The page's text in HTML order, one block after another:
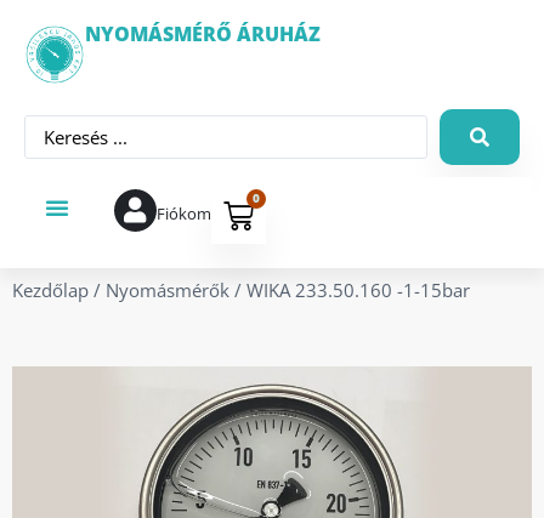
NYOMÁSMÉRŐ ÁRUHÁZ
Fiókom
0
Kezdőlap / Nyomásmérők / WIKA 233.50.160 -1-15bar